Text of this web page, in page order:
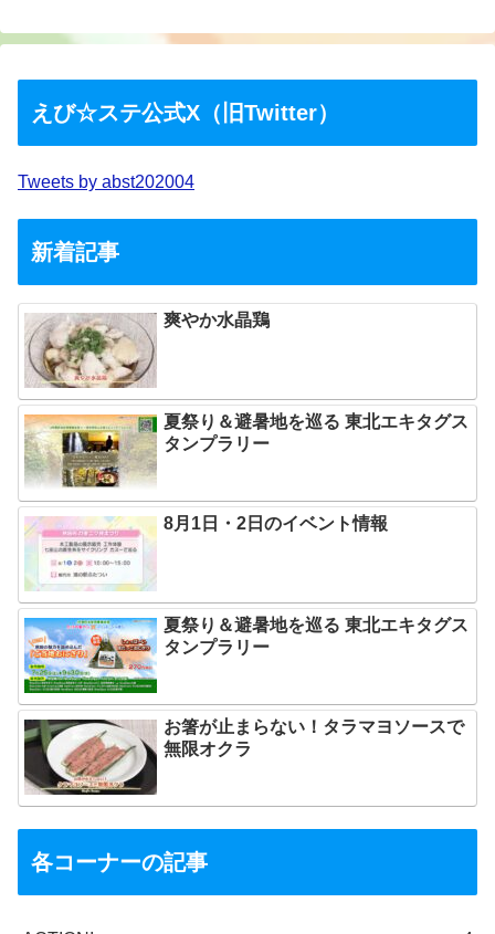
えび☆ステ公式X（旧Twitter）
Tweets by abst202004
新着記事
爽やか水晶鶏
夏祭り＆避暑地を巡る 東北エキタグス
タンプラリー
8月1日・2日のイベント情報
夏祭り＆避暑地を巡る 東北エキタグス
タンプラリー
お箸が止まらない！タラマヨソースで
無限オクラ
各コーナーの記事